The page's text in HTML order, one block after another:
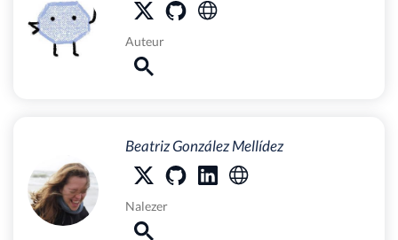
Auteur
Beatriz González Mellídez
Nalezer